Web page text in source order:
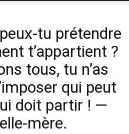
tu prétendre
t’appartient ?
tous, tu n’as
qui peut
doit partir ! —
mère.